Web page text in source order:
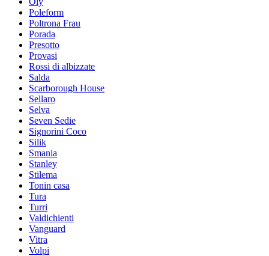
Poleform
Poltrona Frau
Porada
Presotto
Provasi
Rossi di albizzate
Salda
Scarborough House
Sellaro
Selva
Seven Sedie
Signorini Coco
Silik
Smania
Stanley
Stilema
Tonin casa
Tura
Turri
Valdichienti
Vanguard
Vitra
Volpi